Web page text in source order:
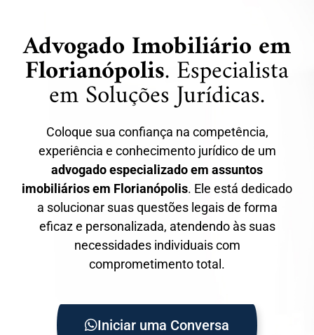
Advogado Imobiliário em
Florianópolis. Especialista
em Soluções Jurídicas.
Coloque sua confiança na competência,
experiência e conhecimento jurídico de um
advogado especializado em assuntos
imobiliários em Florianópolis. Ele está dedicado
a solucionar suas questões legais de forma
eficaz e personalizada, atendendo às suas
necessidades individuais com
comprometimento total.
Iniciar uma Conversa